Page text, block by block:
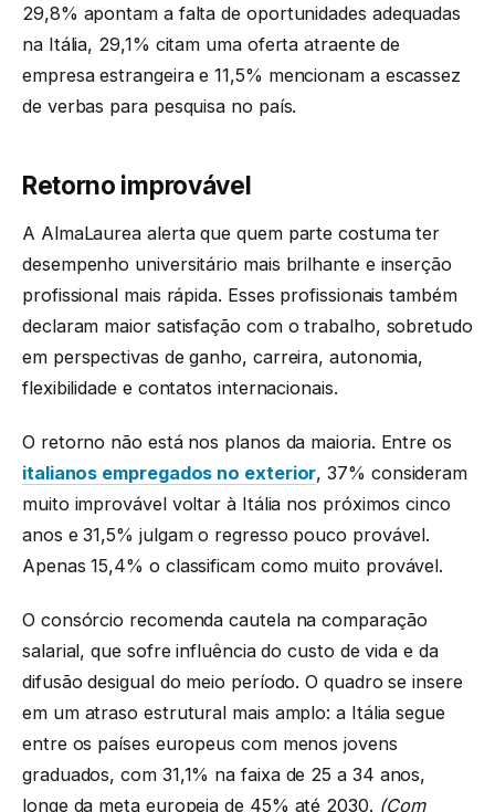
29,8% apontam a falta de oportunidades adequadas
na Itália, 29,1% citam uma oferta atraente de
empresa estrangeira e 11,5% mencionam a escassez
de verbas para pesquisa no país.
Retorno improvável
A AlmaLaurea alerta que quem parte costuma ter
desempenho universitário mais brilhante e inserção
profissional mais rápida. Esses profissionais também
declaram maior satisfação com o trabalho, sobretudo
em perspectivas de ganho, carreira, autonomia,
flexibilidade e contatos internacionais.
O retorno não está nos planos da maioria. Entre os
italianos empregados no exterior, 37% consideram
muito improvável voltar à Itália nos próximos cinco
anos e 31,5% julgam o regresso pouco provável.
Apenas 15,4% o classificam como muito provável.
O consórcio recomenda cautela na comparação
salarial, que sofre influência do custo de vida e da
difusão desigual do meio período. O quadro se insere
em um atraso estrutural mais amplo: a Itália segue
entre os países europeus com menos jovens
graduados, com 31,1% na faixa de 25 a 34 anos,
longe da meta europeia de 45% até 2030. (Com